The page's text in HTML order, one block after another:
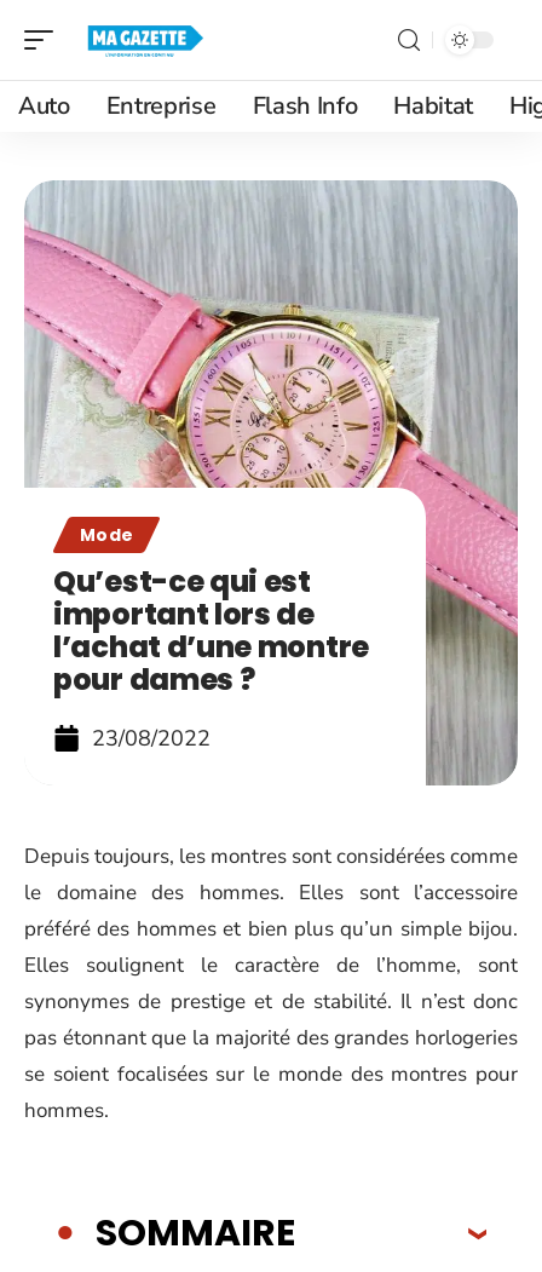
Auto Entreprise Flash Info Habitat
Mode
Qu’est-ce qui est
important lors de
l’achat d’une montre
pour dames ?
23/08/2022
Depuis toujours, les montres sont considérées comme
le domaine des hommes. Elles sont l’accessoire
préféré des hommes et bien plus qu’un simple bijou.
Elles soulignent le caractère de l’homme, sont
synonymes de prestige et de stabilité. Il n’est donc
pas étonnant que la majorité des grandes horlogeries
se soient focalisées sur le monde des montres pour
hommes.
SOMMAIRE